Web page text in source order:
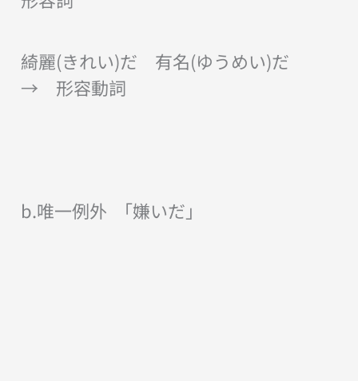
綺麗(きれい)だ 有名(ゆうめい)だ
→ 形容動詞
b.唯一例外 「嫌いだ」